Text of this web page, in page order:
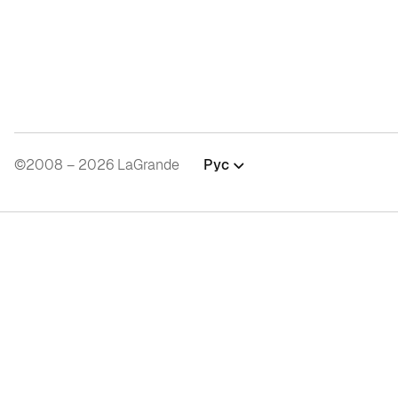
©2008 – 2026 LaGrande Рус